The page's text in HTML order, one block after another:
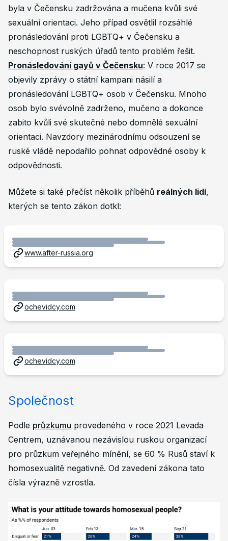
byla v Čečensku zadržována a mučena kvůli své
sexuální orientaci. Jeho případ osvětlil rozsáhlé
pronásledování proti LGBTQ+ v Čečensku a
neschopnost ruských úřadů tento problém řešit.
Pronásledování gayů v Čečensku: V roce 2017 se
objevily zprávy o státní kampani násilí a
pronásledování LGBTQ+ osob v Čečensku. Mnoho
osob bylo svévolně zadrženo, mučeno a dokonce
zabito kvůli své skutečné nebo domnělé sexuální
orientaci. Navzdory mezinárodnímu odsouzení se
ruské vládě nepodařilo pohnat odpovědné osoby k
odpovědnosti.
Můžete si také přečíst několik příběhů reálných lidí,
kterých se tento zákon dotkl:
www.after-russia.org
ochevidcy.com
ochevidcy.com
Společnost
Podle průzkumu provedeného v roce 2021 Levada
Centrem, uznávanou nezávislou ruskou organizací
pro průzkum veřejného mínění, se 60 % Rusů staví k
homosexualitě negativně. Od zavedení zákona tato
čísla výrazně vzrostla.